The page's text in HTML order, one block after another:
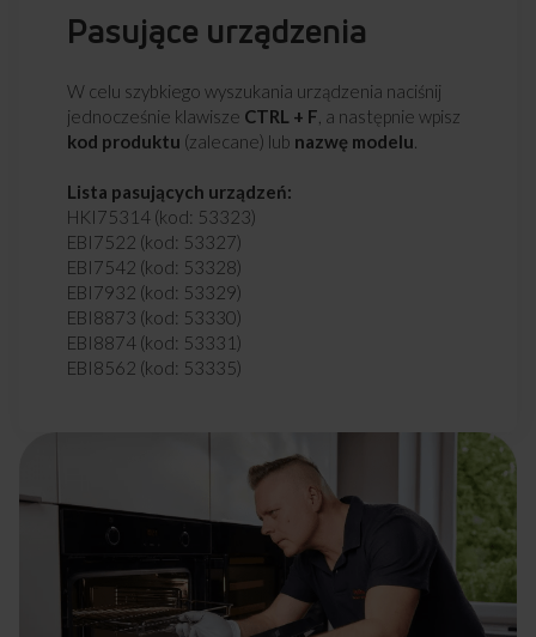
Pasujące urządzenia
W celu szybkiego wyszukania urządzenia naciśnij
jednocześnie klawisze CTRL + F , a następnie wpisz
kod produktu (zalecane) lub nazwę modelu
Lista pasujących urządzeń:
HKI75314 (kod: 53323)
EBI7522 (kod: 53327)
EBI7542 (kod: 53328)
EBI7932 (kod: 53329)
EBI8873 (kod: 53330)
EBI8874 (kod: 53331)
EBI8562 (kod: 53335)
EBI 7522 AA (kod: 54056)
EBI 7532 B AA (kod: 54057)
EBI 7932 AA (kod: 54058)
EBI 8874 AA (kod: 54063)
EBI 8873 B AA (kod: 54064)
EBI 8862 AA (kod: 54065)
EBI 8562 AA (kod: 54068)